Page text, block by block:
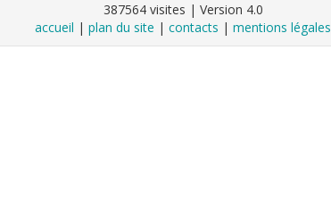
387564 visites | Version 4.0
accueil | plan du site | contacts | mentions légales